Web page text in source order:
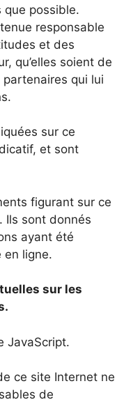
que possible.
responsable
et des
qu’elles soient de
qui lui
sur ce
et sont
figurant sur ce
Ils sont donnés
ayant été
en ligne.
sur les
JavaScript.
ce site Internet ne
de